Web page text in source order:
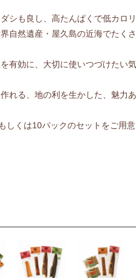
シも良し、高たんぱくで低カロ
自然遺産・屋久島の近海でたく
有効に、大切に使いつづけたい
れる、地の利を生かした、魅力
しくは10パックのセットをご用意